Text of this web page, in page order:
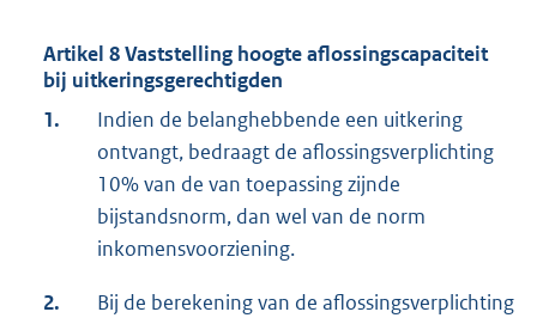
Artikel 8 Vaststelling hoogte aflossingscapaciteit
bij uitkeringsgerechtigden
1.
Indien de belanghebbende een uitkering
ontvangt, bedraagt de aflossingsverplichting
10% van de van toepassing zijnde
bijstandsnorm, dan wel van de norm
inkomensvoorziening.
2.
Bij de berekening van de aflossingsverplichting